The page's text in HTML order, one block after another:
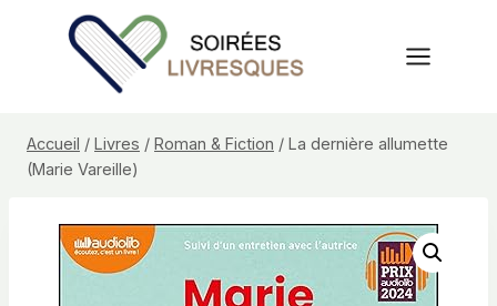
Accueil / Livres / Roman & Fiction / La dernière allumette
(Marie Vareille)